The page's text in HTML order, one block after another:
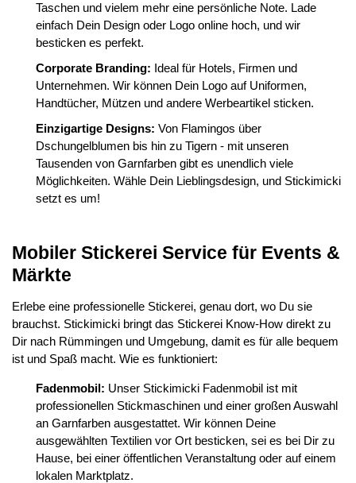
Taschen und vielem mehr eine persönliche Note. Lade
einfach Dein Design oder Logo online hoch, und wir
besticken es perfekt.
Corporate Branding: Ideal für Hotels, Firmen und
Unternehmen. Wir können Dein Logo auf Uniformen,
Handtücher, Mützen und andere Werbeartikel sticken.
Einzigartige Designs: Von Flamingos über
Dschungelblumen bis hin zu Tigern - mit unseren
Tausenden von Garnfarben gibt es unendlich viele
Möglichkeiten. Wähle Dein Lieblingsdesign, und Stickimicki
setzt es um!
Mobiler Stickerei Service für Events &
Märkte
Erlebe eine professionelle Stickerei, genau dort, wo Du sie
brauchst. Stickimicki bringt das Stickerei Know-How direkt zu
Dir nach Rümmingen und Umgebung, damit es für alle bequem
ist und Spaß macht. Wie es funktioniert:
Fadenmobil: Unser Stickimicki Fadenmobil ist mit
professionellen Stickmaschinen und einer großen Auswahl
an Garnfarben ausgestattet. Wir können Deine
ausgewählten Textilien vor Ort besticken, sei es bei Dir zu
Hause, bei einer öffentlichen Veranstaltung oder auf einem
lokalen Marktplatz.